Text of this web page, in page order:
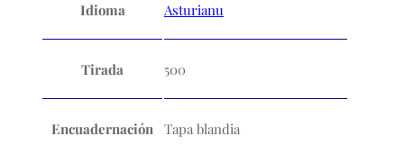
Idioma Asturianu
Tirada 500
Encuadernación Tapa blandia